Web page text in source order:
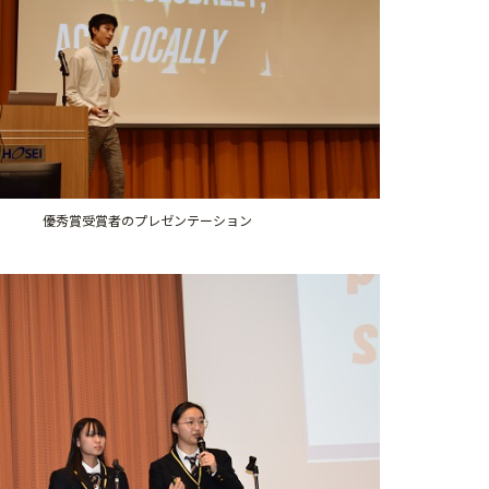
優秀賞受賞者のプレゼンテーション